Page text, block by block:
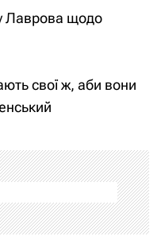
Лаврова щодо
свої ж, аби вони